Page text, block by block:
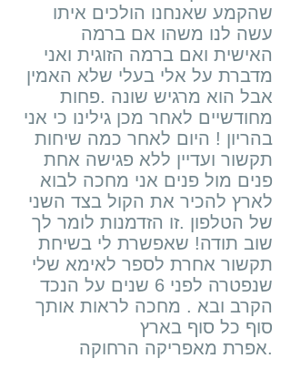
שהקמע שאנחנו הולכים איתו
עשה לנו משהו אם ברמה
האישית ואם ברמה הזוגית ואני
מדברת על אלי בעלי שלא האמין
אבל הוא מרגיש שונה .פחות
מחודשיים לאחר מכן גילינו כי אני
בהריון ! היום לאחר כמה שיחות
תקשור ועדיין ללא פגישה אחת
פנים מול פנים אני מחכה לבוא
לארץ להכיר את הקול בצד השני
של הטלפון .זו הזדמנות לומר לך
שוב תודה! שאפשרת לי בשיחת
תקשור אחרת לספר לאימא שלי
שנפטרה לפני 6 שנים על הנכד
הקרב ובא . מחכה לראות אותך
סוף כל סוף בארץ
אפרת מאפריקה הרחוקה.